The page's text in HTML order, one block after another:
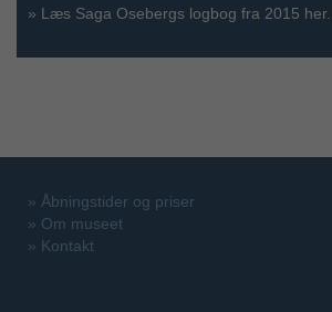
» Læs Saga Osebergs logbog fra 2015 her...
» Åbningstider og priser
» Om museet
» Kontakt